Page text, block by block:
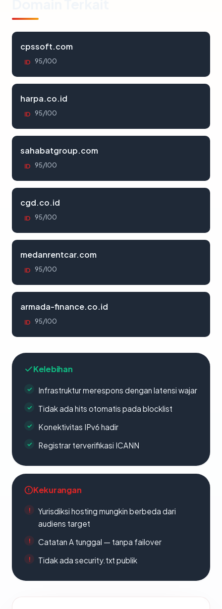
cpssoft.com
ID 95/100
harpa.co.id
ID 95/100
sahabatgroup.com
ID 95/100
cgd.co.id
ID 95/100
medanrentcar.com
ID 95/100
armada-finance.co.id
ID 95/100
Kelebihan
Infrastruktur merespons dengan latensi wajar
Tidak ada hits otomatis pada blocklist
Konektivitas IPv6 hadir
Registrar terverifikasi ICANN
Kekurangan
Yurisdiksi hosting mungkin berbeda dari
audiens target
Catatan A tunggal — tanpa failover
Tidak ada security.txt publik